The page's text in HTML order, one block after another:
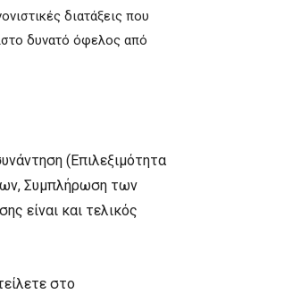
διατάξεις που
δυνατό όφελος από
(Επιλεξιμότητα
Συμπλήρωση των
είναι και τελικός
στο